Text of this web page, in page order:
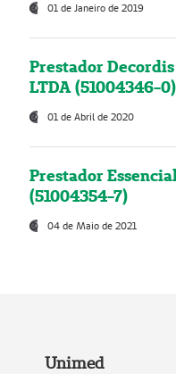
01 de Janeiro de 2019
Prestador
LTDA (51004346-0)
01 de Abril de 2020
Prestador
(51004354-7)
04 de Maio de 2021
Unimed